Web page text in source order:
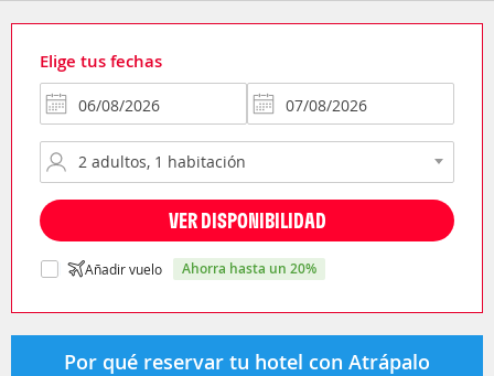
Elige tus fechas
VER DISPONIBILIDAD
Añadir vuelo ahorra hasta un 20%
Por qué reservar tu hotel con Atrápalo